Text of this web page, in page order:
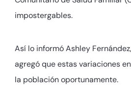
impostergables.
Así lo informó Ashley
agregó que estas variaciones
la población oportunamente.